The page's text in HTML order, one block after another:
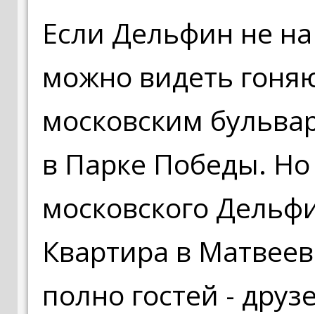
Если Дельфин не на
можно видеть
московским
в Парке Победы. Но
московского
Квартира в
полно гостей -